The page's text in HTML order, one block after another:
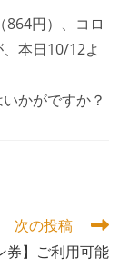
864円）、コロ
本日10/12よ
かがですか？
次の投稿
券】ご利用可能